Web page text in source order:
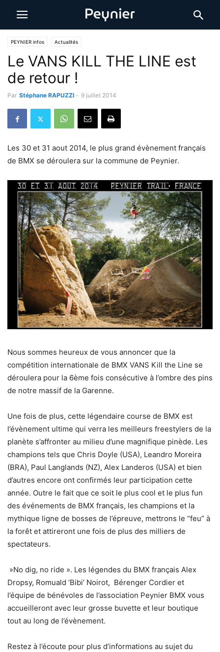
PEYNIER infos Actualités
Le VANS KILL THE LINE est
de retour !
Par Stéphane RAPUZZI - 9 juillet 2014
Les 30 et 31 aout 2014, le plus grand évènement français
de BMX se déroulera sur la commune de Peynier.
Nous sommes heureux de vous annoncer que la
compétition internationale de BMX VANS Kill the Line se
déroulera pour la 6ème fois consécutive à l’ombre des pins
de notre massif de la Garenne.
Une fois de plus, cette légendaire course de BMX est
l’évènement ultime qui verra les meilleurs freestylers de la
planète s’affronter au milieu d’une magnifique pinède. Les
champions tels que Chris Doyle (USA), Leandro Moreira
(BRA), Paul Langlands (NZ), Alex Landeros (USA) et bien
d’autres encore ont confirmés leur participation cette
année. Outre le fait que ce soit le plus cool et le plus fun
des événements de BMX français, les champions et la
mythique ligne de bosses de l’épreuve, mettrons le “feu” à
la forêt et attireront une fois de plus des milliers de
spectateurs.
»No dig, no ride ». Les légendes du BMX français Alex
Dropsy, Romuald ‘Bibi’ Noirot, Bérenger Cordier et
l’équipe de bénévoles de l’association Peynier BMX vous
accueilleront avec leur grosse buvette et leur boutique
tout au long de l’évènement.
Restez à l’écoute pour plus d’informations au sujet du